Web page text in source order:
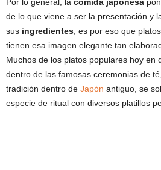
de lo que viene a ser la presentación y
sus ingredientes , es por eso que
tienen esa imagen elegante tan
Muchos de los platos populares hoy en
dentro de las famosas ceremonias de
tradición dentro de Japón antiguo, se
especie de ritual con diversos platillos